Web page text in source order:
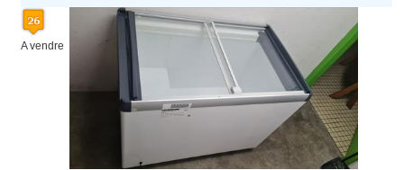
A vendre